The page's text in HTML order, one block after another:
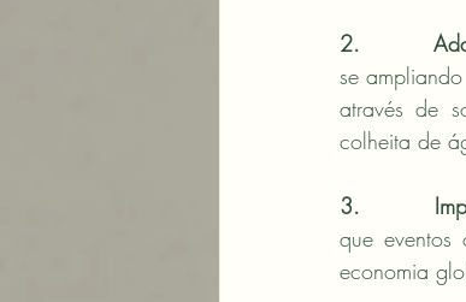
2.
se
através de
colheita de
3.
que eventos
economia